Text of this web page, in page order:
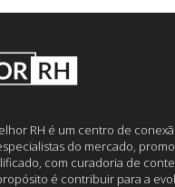
RH é um centro de
do mercado,
com curadoria de
é contribuir para a